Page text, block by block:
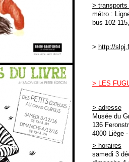
> transports
métro :
bus 102
> http://
> LES
> adresse
Musée du
136
4000 Liège
> horaires
samedi 3